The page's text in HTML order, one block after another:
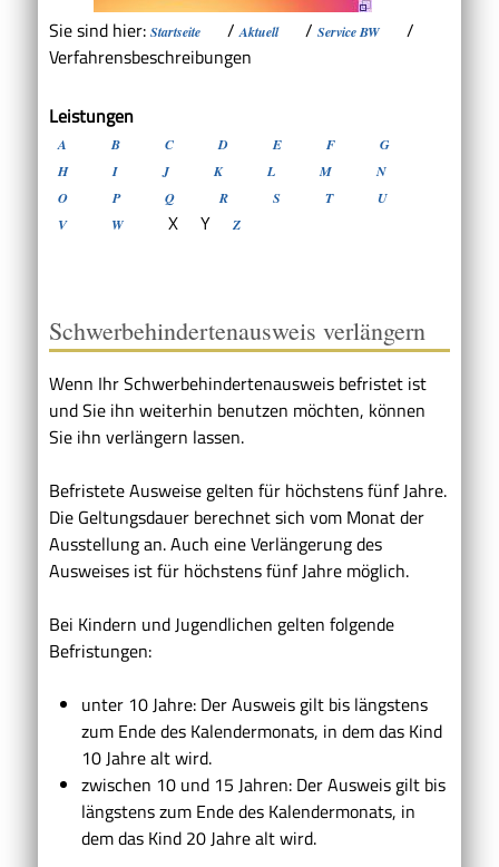
Sie sind hier: Startseite /Aktuell / Service BW
/
Verfahrensbeschreibungen
Leistungen
A B C D E F
G
H
I J K L M
N
O
P Q R S T
U
V
W X Y Z
Schwerbehindertenausweis verlängern
Wenn Ihr Schwerbehindertenausweis befristet ist
und Sie ihn weiterhin benutzen möchten, können
Sie ihn verlängern lassen.
Befristete Ausweise gelten für höchstens fünf Jahre.
Die Geltungsdauer berechnet sich vom Monat der
Ausstellung an. Auch eine Verlängerung des
Ausweises ist für höchstens fünf Jahre möglich.
Bei Kindern und Jugendlichen gelten folgende
Befristungen:
unter 10 Jahre: Der Ausweis gilt bis längstens
zum Ende des Kalendermonats, in dem das Kind
10 Jahre alt wird.
zwischen 10 und 15 Jahren: Der Ausweis gilt bis
längstens zum Ende des Kalendermonats, in
dem das Kind 20 Jahre alt wird.